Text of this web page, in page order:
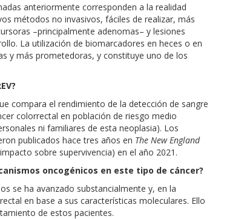
anteriormente corresponden a la realidad
métodos no invasivos, fáciles de realizar, más
–principalmente adenomas– y lesiones
La utilización de biomarcadores en heces o en
y más prometedoras, y constituye uno de los
compara el rendimiento de la detección de sangre
colorrectal en población de riesgo medio
ni familiares de esta neoplasia). Los
publicados hace tres años en The New England
sobre supervivencia) en el año 2021.
oncogénicos en este tipo de cáncer?
se ha avanzado substancialmente y, en la
en base a sus características moleculares. Ello
de estos pacientes.